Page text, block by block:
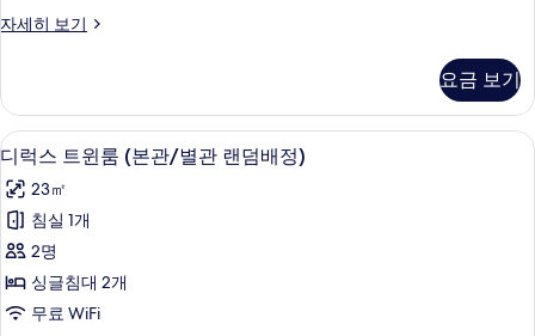
침
2
개
사
진
모
두
보
기
자세히 보기
럭
윈
룸,
침
실
2
개
자
세
히
보
기
요금 보기
디
럭
스
트
윈
룸
디럭스 트윈룸 (본관/별관 랜덤배정) |
14
디럭스 트윈룸 (본관/별관 랜덤배정)
23㎡
침실 1개
2명
싱글침대 2개
무료 WiFi